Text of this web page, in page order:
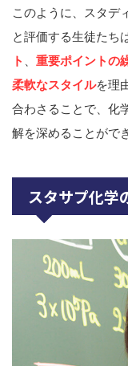
このように、スタデ
と評価する生徒たち
ト
重要ポイントの
柔軟なスタイルを理
合わさることで、化
解を深めることがで
スタサプ化学